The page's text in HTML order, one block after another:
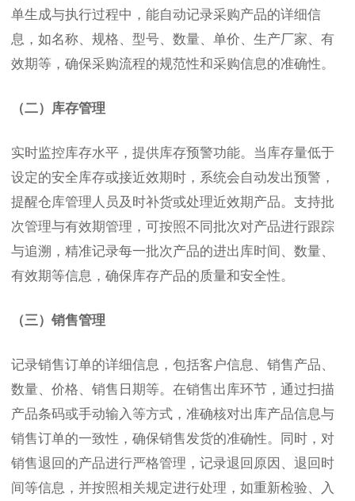
单生成与执行过程中，能自动记录采购产品的详细信
息，如名称、规格、型号、数量、单价、生产厂家、有
效期等，确保采购流程的规范性和采购信息的准确性。
（二）库存管理
实时监控库存水平，提供库存预警功能。当库存量低于
设定的安全库存或接近效期时，系统会自动发出预警，
提醒仓库管理人员及时补货或处理近效期产品。支持批
次管理与有效期管理，可按照不同批次对产品进行跟踪
与追溯，精准记录每一批次产品的进出库时间、数量、
有效期等信息，确保库存产品的质量和安全性。
（三）销售管理
记录销售订单的详细信息，包括客户信息、销售产品、
数量、价格、销售日期等。在销售出库环节，通过扫描
产品条码或手动输入等方式，准确核对出库产品信息与
销售订单的一致性，确保销售发货的准确性。同时，对
销售退回的产品进行严格管理，记录退回原因、退回时
间等信息，并按照相关规定进行处理，如重新检验、入